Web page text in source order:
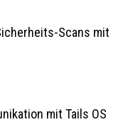
Scans mit
mit Tails OS